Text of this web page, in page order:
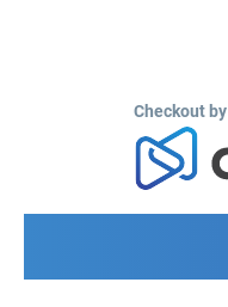
Checkout by